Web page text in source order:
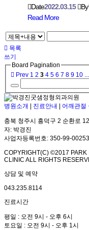
Date2022.03.15 By
Read More
목록
쓰기
Board Pagination
Prev 1 2 3 4 5 6 7 8 9 10
병원소개 진료안내 어깨관절
충북 청주시 흥덕구 2 순환로
자: 박경진
사업자등록번호: 350-99-
COPYRIGHT(C) ©2017 PARK
CLINIC ALL RIGHTS
상담 및 예약
043.235.8114
진료시간
평일 : 오전 9시 - 오후 6시
토요일 : 오전 9시 - 오후 1시